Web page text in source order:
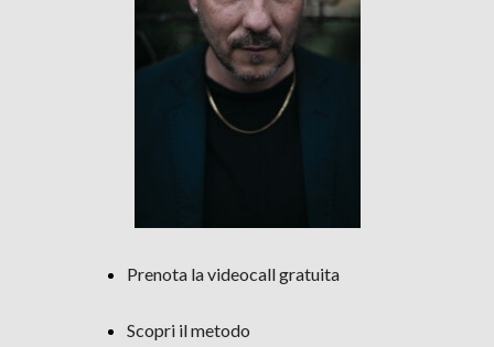
Prenota la videocall gratuita
Scopri il metodo